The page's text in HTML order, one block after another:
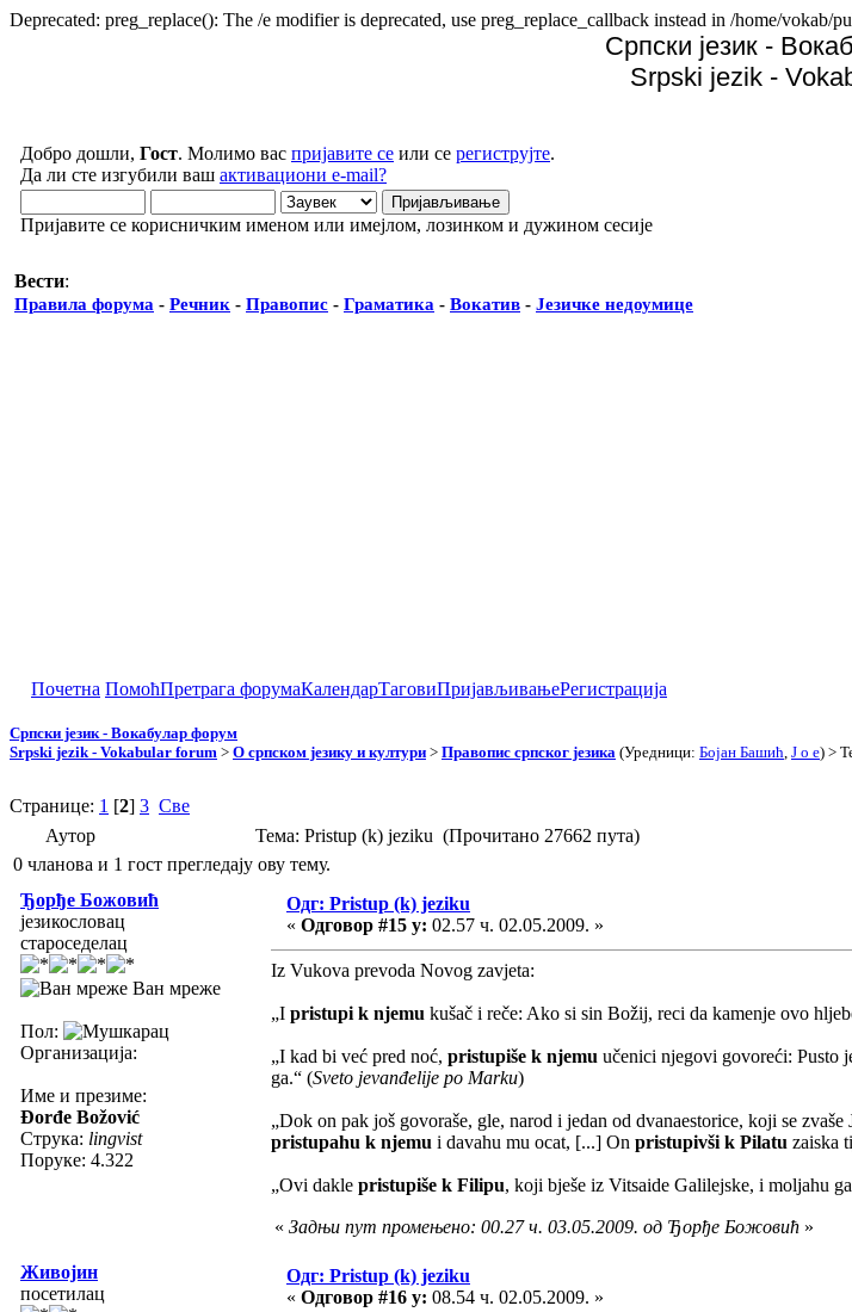
Deprecated: preg_replace(): The /e modifier is deprecated, use preg_replace_callback instead in /home/
Српски језик -
Srpski jezik -
Добро дошли, Гост. Молимо вас пријавите се или се региструјте.
Да ли сте изгубили ваш активациони e-mail?
Пријавите се корисничким именом или имејлом, лозинком и дужином сесије
Вести:
Правила форума - Речник - Правопис - Граматика - Вокатив - Језичке недоумице
Почетна ПомоћПретрага форумаКалендарТаговиПријављивањеРегистрација
Српски језик - Вокабулар форум
Srpski jezik - Vokabular forum > О српском језику и култури > Правопис српског језика (Уредници: Бојан Башић J o e) >
Странице: 1 [2] 3 Све
Аутор
Тема: Pristup (k) jeziku (Прочитано 27662 пута)
0 чланова и 1 гост прегледају ову тему.
Ђорђе Божовић
језикословац
староседелац
Ван мреже
Пол:
Организација:
Име и презиме:
Đorđe Božović
Струка: lingvist
Поруке: 4.322
Одг: Pristup (k) jeziku
« Одговор #15 у: 02.57 ч. 02.05.2009. »
Iz Vukova prevoda Novog zavjeta:
„I pristupi k njemu kušač i reče: Ako si sin Božij, reci da kamenje ovo
„I kad bi već pred noć, pristupiše k njemu učenici njegovi govoreći: Pusto
ga.“ (Sveto jevanđelije po Marku)
„Dok on pak još govoraše, gle, narod i jedan od dvanaestorice, koji se zvaše
pristupahu k njemu i davahu mu ocat, [...] On pristupivši k Pilatu zaiska
„Ovi dakle pristupiše k Filipu, koji bješe iz Vitsaide Galilejske, i moljahu
« Задњи пут промењено: 00.27 ч. 03.05.2009. од Ђорђе Божовић »
Живојин
посетилац
Одг: Pristup (k) jeziku
« Одговор #16 у: 08.54 ч. 02.05.2009. »